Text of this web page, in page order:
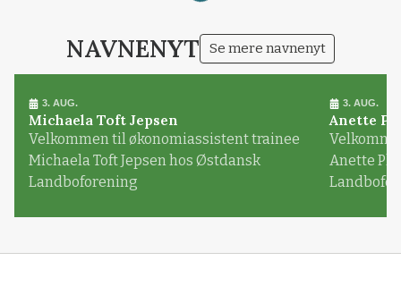
NAVNENYT Se mere navnenyt
3. AUG.
Michaela Toft Jepsen
Velkommen til økonomiassistent trainee
Michaela Toft Jepsen hos Østdansk
Landboforening
3. AUG.
Anette
Anette